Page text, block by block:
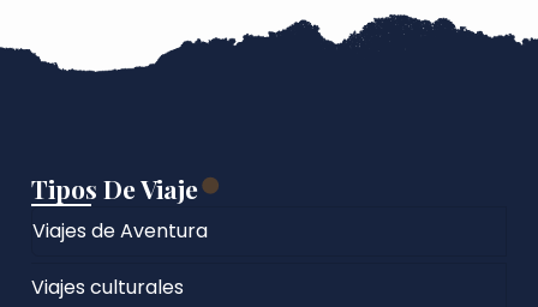
Tipos De Viaje
Viajes de Aventura
Viajes culturales